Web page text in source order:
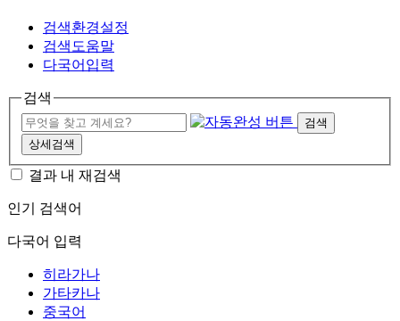
검색환경설정
검색도움말
다국어입력
검색
검색
상세검색
결과 내 재검색
인기 검색어
다국어 입력
히라가나
가타카나
중국어